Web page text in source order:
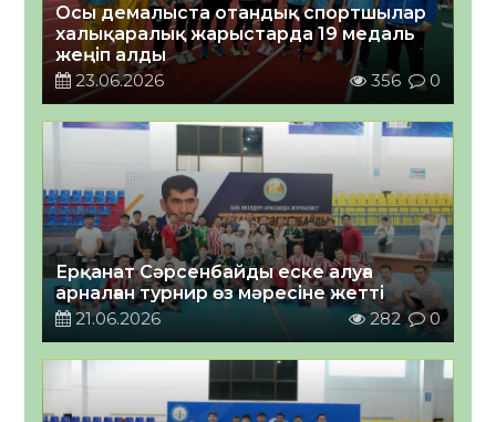
Осы демалыста отандық спортшылар
халықаралық жарыстарда 19 медаль
жеңіп алды
23.06.2026
356 0
Ерқанат Сәрсенбайды еске алуға
арналған турнир өз мәресіне жетті
21.06.2026
282 0